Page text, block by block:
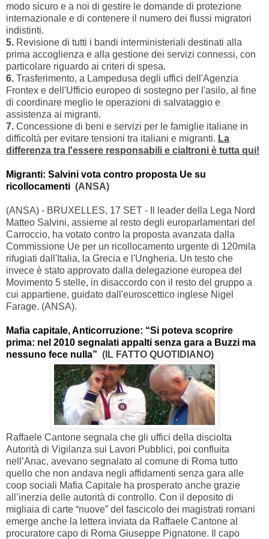
modo sicuro e a noi di gestire le domande di protezione
internazionale e di contenere il numero dei flussi migratori
indistinti.
5. Revisione di tutti i bandi interministeriali destinati alla
prima accoglienza e alla gestione dei servizi connessi, con
particolare riguardo ai criteri di spesa.
6. Trasferimento, a Lampedusa degli uffici dell'Agenzia
Frontex e dell'Ufficio europeo di sostegno per l'asilo, al fine
di coordinare meglio le operazioni di salvataggio e
assistenza ai migranti.
7. Concessione di beni e servizi per le famiglie italiane in
difficoltà per evitare tensioni tra italiani e migranti. La
differenza tra l'essere responsabili e cialtroni è tutta qui!
Migranti: Salvini vota contro proposta Ue su
ricollocamenti (ANSA)
(ANSA) - BRUXELLES, 17 SET - Il leader della Lega Nord
Matteo Salvini, assieme al resto degli europarlamentari del
Carroccio, ha votato contro la proposta avanzata dalla
Commissione Ue per un ricollocamento urgente di 120mila
rifugiati dall'Italia, la Grecia e l'Ungheria. Un testo che
invece è stato approvato dalla delegazione europea del
Movimento 5 stelle, in disaccordo con il resto del gruppo a
cui appartiene, guidato dall'euroscettico inglese Nigel
Farage. (ANSA).
Mafia capitale, Anticorruzione: “Si poteva scoprire
prima: nel 2010 segnalati appalti senza gara a Buzzi ma
nessuno fece nulla” (IL FATTO QUOTIDIANO)
Raffaele Cantone segnala che gli uffici della disciolta
Autorità di Vigilanza sui Lavori Pubblici, poi confluita
nell’Anac, avevano segnalato al comune di Roma tutto
quello che non andava negli affidamenti senza gara alle
coop sociali Mafia Capitale ha prosperato anche grazie
all’inerzia delle autorità di controllo. Con il deposito di
migliaia di carte “nuove” del fascicolo dei magistrati romani
emerge anche la lettera inviata da Raffaele Cantone al
procuratore capo di Roma Giuseppe Pignatone. Il capo